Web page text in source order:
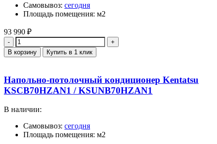
Самовывоз: сегодня
Площадь помещения: м2
93 990 ₽
Количество
В корзину Купить в 1 клик
Напольно-потолочный кондиционер Kentatsu
KSCB70HZAN1 / KSUNB70HZAN1
В наличии:
Самовывоз: сегодня
Площадь помещения: м2